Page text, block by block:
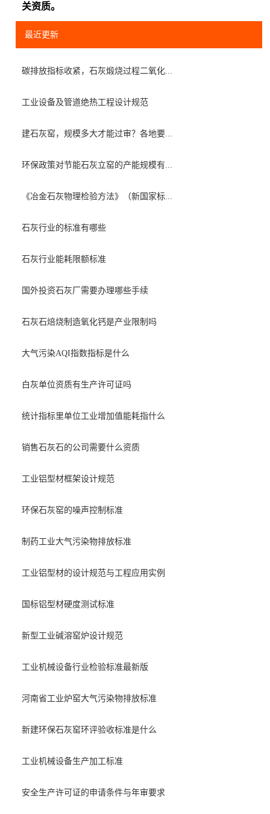
关资质。
最近更新
碳排放指标收紧，石灰煅烧过程二氧化...
工业设备及管道绝热工程设计规范
建石灰窑，规模多大才能过审？各地要...
环保政策对节能石灰立窑的产能规模有...
《冶金石灰物理检验方法》（新国家标...
石灰行业的标准有哪些
石灰行业能耗限额标准
国外投资石灰厂需要办理哪些手续
石灰石焙烧制造氧化钙是产业限制吗
大气污染AQI指数指标是什么
白灰单位资质有生产许可证吗
统计指标里单位工业增加值能耗指什么
销售石灰石的公司需要什么资质
工业铝型材框架设计规范
环保石灰窑的噪声控制标准
制药工业大气污染物排放标准
工业铝型材的设计规范与工程应用实例
国标铝型材硬度测试标准
新型工业碱溶窑炉设计规范
工业机械设备行业检验标准最新版
河南省工业炉窑大气污染物排放标准
新建环保石灰窑环评验收标准是什么
工业机械设备生产加工标准
安全生产许可证的申请条件与年审要求